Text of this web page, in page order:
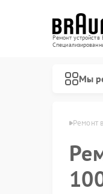
Ремонт устройств
Мы
в Владикавказе Ремонт